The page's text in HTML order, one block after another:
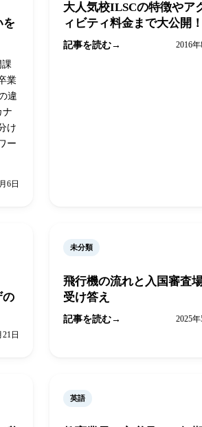
を
課
業
違
ナ
け
ー
6日
大人気校ILSCの特徴やア
ィビティ料金まで大公開！
記事を読む 2016年
日
未分類
飛行機の流れと入国審査
受け答え
記事を読む 2025年
英語